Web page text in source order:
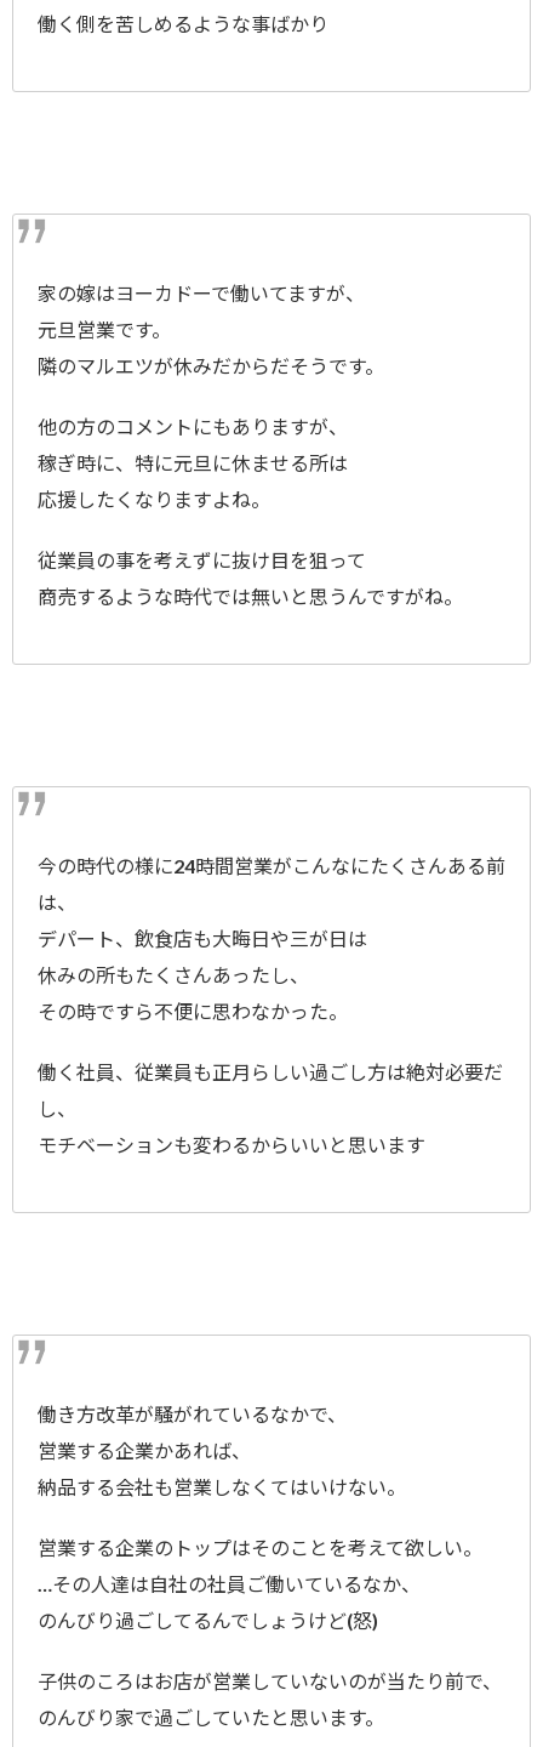
働く側を苦しめるような事ばかり
家の嫁はヨーカドーで働いてますが、
元旦営業です。
隣のマルエツが休みだからだそうです。
他の方のコメントにもありますが、
稼ぎ時に、特に元旦に休ませる所は
応援したくなりますよね。
従業員の事を考えずに抜け目を狙って
商売するような時代では無いと思うんですがね。
今の時代の様に24時間営業がこんなにたくさんある前
は、
デパート、飲食店も大晦日や三が日は
休みの所もたくさんあったし、
その時ですら不便に思わなかった。
働く社員、従業員も正月らしい過ごし方は絶対必要だ
し、
モチベーションも変わるからいいと思います
働き方改革が騒がれているなかで、
営業する企業かあれば、
納品する会社も営業しなくてはいけない。
営業する企業のトップはそのことを考えて欲しい。
…その人達は自社の社員ご働いているなか、
のんびり過ごしてるんでしょうけど(怒)
子供のころはお店が営業していないのが当たり前で、
のんびり家で過ごしていたと思います。